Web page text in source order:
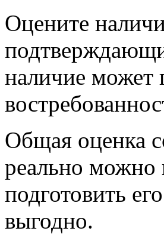
Оцените
наличие может
Общая оценка
реально можно
подготовить
выгодно.